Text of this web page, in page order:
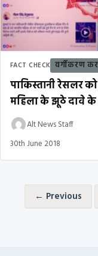
FACT CHECK वर्गीकरण
पाकिस्तानी रेसलर
महिला के झूठे दावे के
Alt News Staff
30th June 2018
← Previous